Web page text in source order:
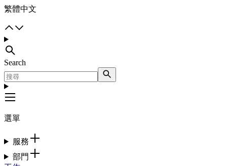
繁體中文
Search
選單
服務
部門